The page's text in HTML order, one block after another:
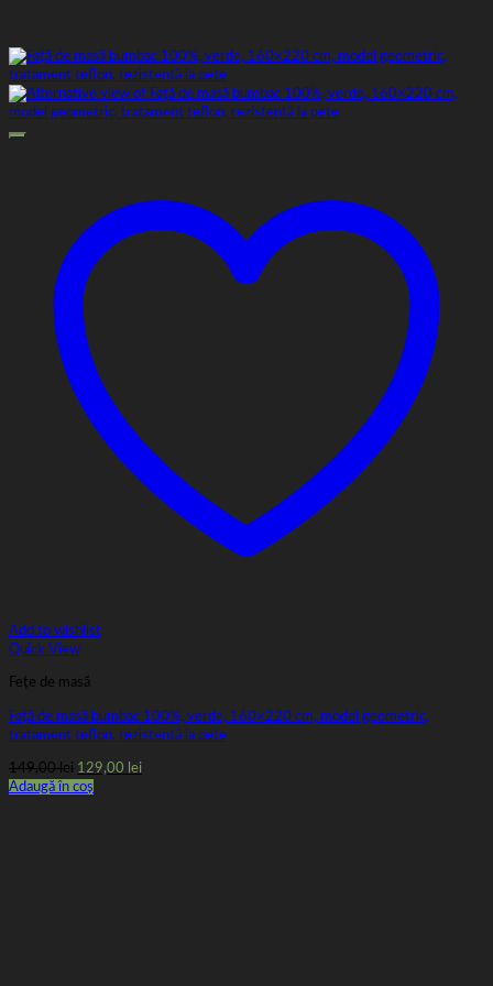
Add to wishlist
Quick View
Fețe de masă
Față de masă bumbac 100%, verde, 160×220 cm, model geometric,
tratament teflon, rezistentă la pete
149,00lei Prețul
inițial
129,00 leiPrețul
Adaugă în coș